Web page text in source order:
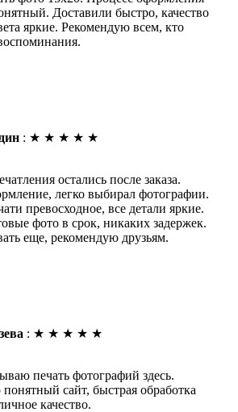
Доставили быстро, качество
яркие. Рекомендую всем, кто
: ★ ★ ★ ★ ★
остались после заказа.
легко выбирал фотографии.
превосходное, все детали яркие.
фото в срок, никаких задержек.
еще, рекомендую друзьям.
: ★ ★ ★ ★ ★
печать фотографий здесь.
сайт, быстрая обработка
качество.